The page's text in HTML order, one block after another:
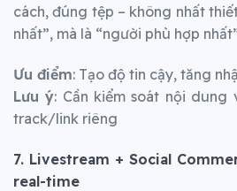
cách, đúng tệp – không nhất
nhất”, mà là “người phù hợp
Ưu điểm: Tạo độ tin cậy, tăng
Lưu ý: Cần kiểm soát nội dung
track/link riêng
7. Livestream + Social
real-time